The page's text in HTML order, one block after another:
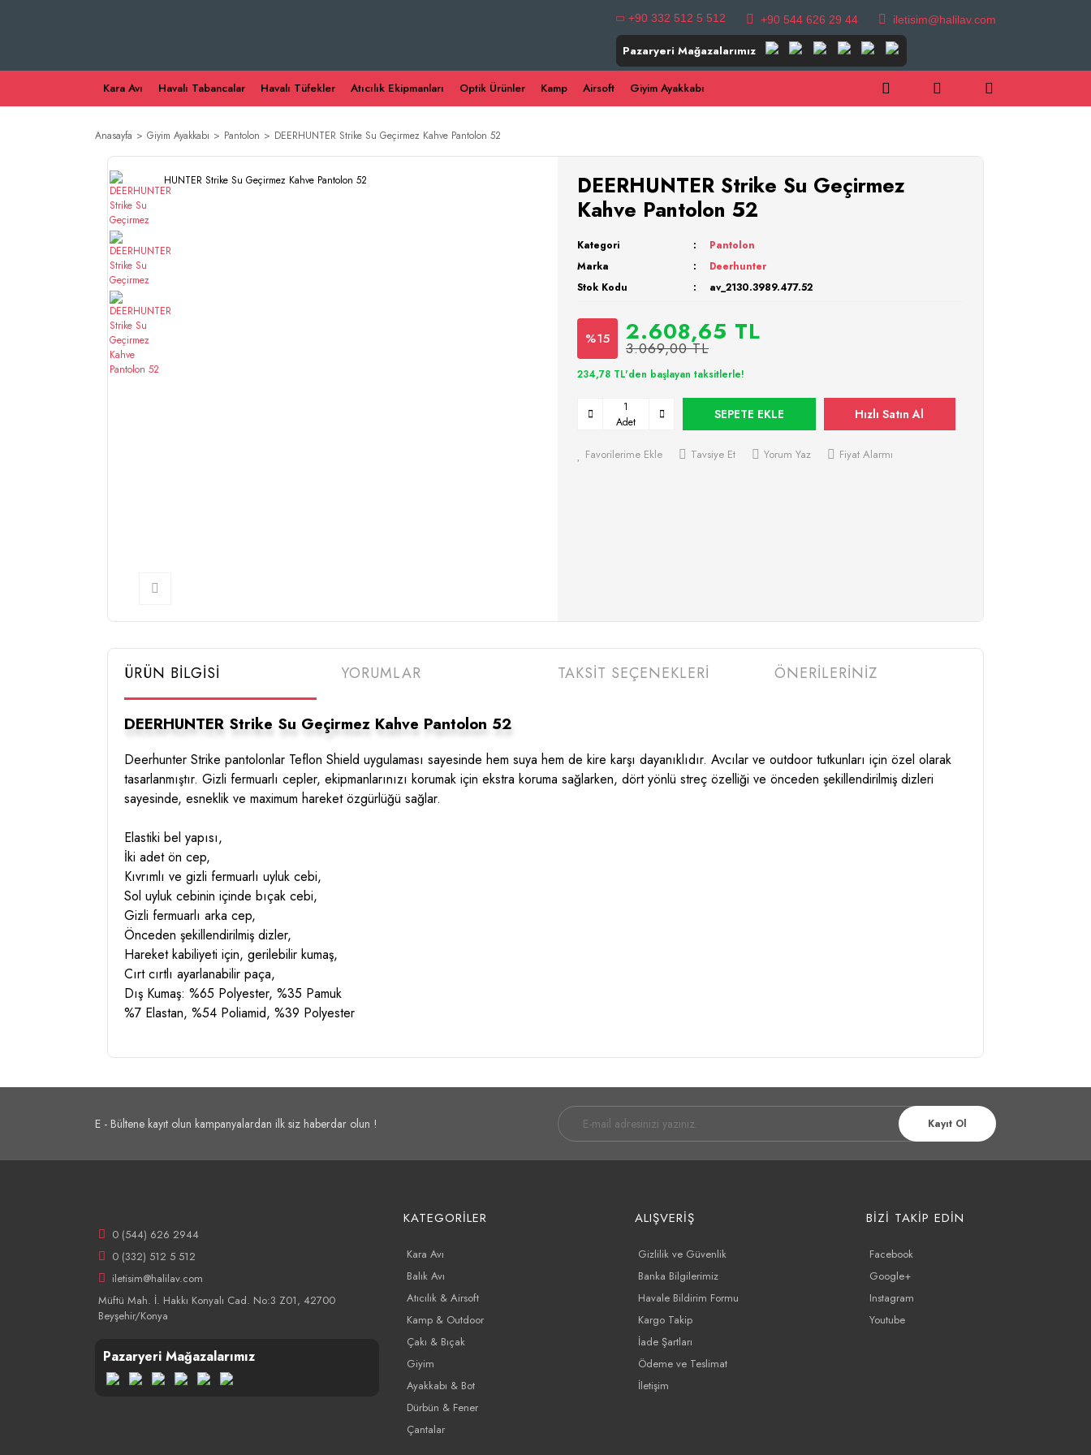
+90 332 512 5 512 +90 544 626 29 44 iletisim@halilav.com
Pazaryeri Mağazalarımız
Kara Avı Havalı Tabancalar Havalı Tüfekler Atıcılık Ekipmanları Optik Ürünler Kamp Airsoft Giyim Ayakkabı
Anasayfa Giyim Ayakkabı Pantolon DEERHUNTER Strike Su Geçirmez Kahve Pantolon 52
DEERHUNTER Strike Su Geçirmez
Kahve Pantolon 52
Kategori
Pantolon
Marka
Deerhunter
Stok Kodu
av_2130.3989.477.52
%15 2.608,65 TL
3.069,00 TL
234,78 TL'den başlayan taksitlerle!
Adet
SEPETE EKLE Hızlı Satın Al
Favorilerime Ekle Tavsiye Et Yorum Yaz Fiyat Alarmı
ÜRÜN BİLGİSİ
DEERHUNTER Strike Su Geçirmez Kahve Pantolon 52
Deerhunter Strike pantolonlar Teflon Shield uygulaması sayesinde hem suya hem de kire karşı dayanıklıdır. Avcılar ve outdoor tutkunları için özel olarak
tasarlanmıştır. Gizli fermuarlı cepler, ekipmanlarınızı korumak için ekstra koruma sağlarken, dört yönlü streç özelliği ve önceden şekillendirilmiş dizleri
sayesinde, esneklik ve maximum hareket özgürlüğü sağlar.
Elastiki bel yapısı,
İki adet ön cep,
Kıvrımlı ve gizli fermuarlı uyluk cebi,
Sol uyluk cebinin içinde bıçak cebi,
Gizli fermuarlı arka cep,
Önceden şekillendirilmiş dizler,
Hareket kabiliyeti için, gerilebilir kumaş,
Cırt cırtlı ayarlanabilir paça,
Dış Kumaş: %65 Polyester, %35 Pamuk
%7 Elastan, %54 Poliamid, %39 Polyester
YORUMLAR TAKSİT SEÇENEKLERİ ÖNERİLERİNİZ
E - Bültene kayıt olun kampanyalardan ilk siz haberdar olun ! Kayıt Ol
0 (544) 626 2944
0 (332) 512 5 512
iletisim@halilav.com
Müftü Mah. İ. Hakkı Konyalı Cad. No:3 Z01, 42700
Beyşehir/Konya
Pazaryeri Mağazalarımız
KATEGORİLER
Kara Avı
Balık Avı
Atıcılık & Airsoft
Kamp & Outdoor
Çakı & Bıçak
Giyim
Ayakkabı & Bot
Dürbün & Fener
Çantalar
ALIŞVERİŞ
Gizlilik ve Güvenlik
Banka Bilgilerimiz
Havale Bildirim Formu
Kargo Takip
İade Şartları
Ödeme ve Teslimat
İletişim
BİZİ TAKİP EDİN
Facebook
Google+
Instagram
Youtube